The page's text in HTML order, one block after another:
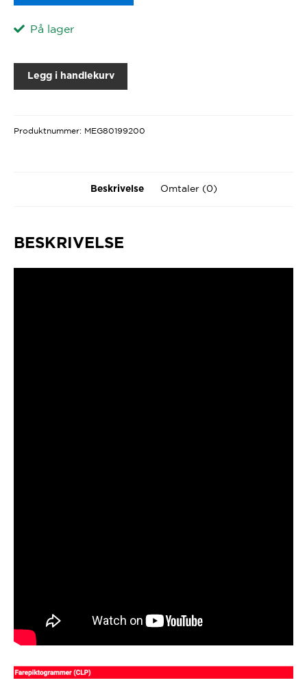
På lager
Legg i handlekurv
Produktnummer: MEG80199200
Beskrivelse Omtaler (0)
BESKRIVELSE